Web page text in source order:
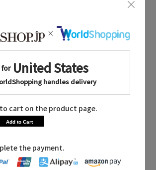
カゴバッグ
N.H PARIS
ッシュ・パリに関連するメールマガジン
日常にフレンチバカンス気分を。パリ